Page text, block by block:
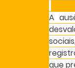
A
que